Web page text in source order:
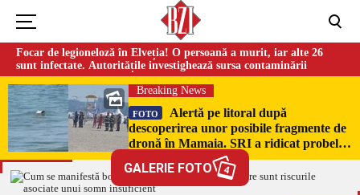
Focar de legioneloză în Elveția! O persoană a murit, iar alte 26
sunt infectate. Autoritățile investighează sursa contaminării
Breaking News
FOTO
Alertă pe litoral după
descoperirea unor posibile fragmente de
dronă în Mamaia. SRI a ridicat probele
pentru expertiză
GALERIE FOTO 4